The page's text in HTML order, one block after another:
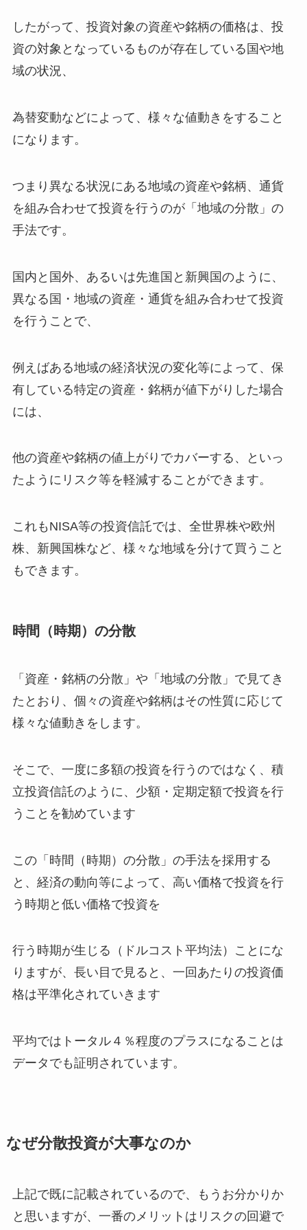
したがって、投資対象の資産や銘柄の価格は、投
資の対象となっているものが存在している国や地
域の状況、
為替変動などによって、様々な値動きをすること
になります。
つまり異なる状況にある地域の資産や銘柄、通貨
を組み合わせて投資を行うのが「地域の分散」の
手法です。
国内と国外、あるいは先進国と新興国のように、
異なる国・地域の資産・通貨を組み合わせて投資
を行うことで、
例えばある地域の経済状況の変化等によって、保
有している特定の資産・銘柄が値下がりした場合
には、
他の資産や銘柄の値上がりでカバーする、といっ
たようにリスク等を軽減することができます。
これもNISA等の投資信託では、全世界株や欧州
株、新興国株など、様々な地域を分けて買うこと
もできます。
時間（時期）の分散
「資産・銘柄の分散」や「地域の分散」で見てき
たとおり、個々の資産や銘柄はその性質に応じて
様々な値動きをします。
そこで、一度に多額の投資を行うのではなく、積
立投資信託のように、少額・定期定額で投資を行
うことを勧めています
この「時間（時期）の分散」の手法を採用する
と、経済の動向等によって、高い価格で投資を行
う時期と低い価格で投資を
行う時期が生じる（ドルコスト平均法）ことにな
りますが、長い目で見ると、一回あたりの投資価
格は平準化されていきます
平均ではトータル４％程度のプラスになることは
データでも証明されています。
なぜ分散投資が大事なのか
上記で既に記載されているので、もうお分かりか
と思いますが、一番のメリットはリスクの回避で